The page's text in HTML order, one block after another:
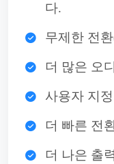
다.
무제한 전
더 많은 오
사용자 지
더 빠른 전
더 나은 출